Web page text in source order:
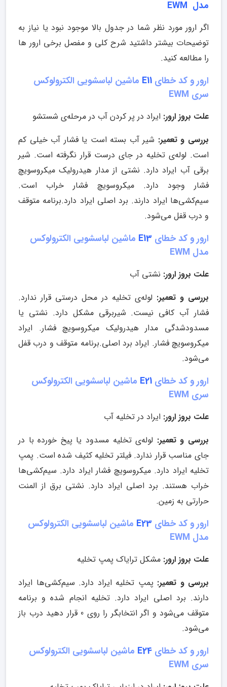
مدل EWM
اگر ارور مورد نظر شما در جدول بالا موجود نبود یا نیاز به
توضیحات بیشتر داشتید شرح کلی و مفصل برخی ارور ها
را مطالعه کنید.
ارور و کد خطای E11 ماشین لباسشویی الکترولوکس
سری EWM
علت بروز ارور: ایراد در پر کردن آب در مرحله‌ی شستشو
بررسی و تعمیر: شیر آب بسته است یا فشار آب خیلی کم
است. لوله‌ی تخلیه در جای درست قرار نگرفته است. شیر
برقی آب ایراد دارد. نشتی از مدار هیدرولیک میکروسویچ
فشار وجود دارد. میکروسویچ فشار خراب است.
سیم‌کشی‌ها ایراد دارند. برد اصلی ایراد دارد.برنامه متوقف
و درب قفل می‌شود.
ارور و کد خطای
ماشین لباسشویی الکترولوکس
مدل EWM
علت بروز ارور: نشتی آب
بررسی و تعمیر: لوله‌ی تخلیه در محل درستی قرار ندارد.
فشار آب کافی نیست. شیربرقی مشکل دارد. نشتی یا
مسدودشدگی مدار هیدرولیک میکروسویچ فشار. ایراد
میکروسویچ فشار. ایراد برد اصلی.برنامه متوقف و درب قفل
می‌شود.
ارور و کد خطای
ماشین لباسشویی الکترولوکس
سری EWM
علت بروز ارور: ایراد در تخلیه آب
بررسی و تعمیر: لوله‌ی تخلیه مسدود یا پیخ خورده با در
جای مناسب قرار ندارد. فیلتر تخلیه کثیف شده است. پمپ
تخلیه ایراد دارد. میکروسویچ فشار ایراد دارد. سیم‌کشی‌ها
خراب هستند. برد اصلی ایراد دارد. نشتی برق از المنت
حرارتی به زمین.
ارور و کد خطای
ماشین لباسشویی الکترولوکس
مدل EWM
علت بروز ارور: مشکل ترایاک پمپ تخلیه
بررسی و تعمیر: پمپ تخلیه ایراد دارد. سیم‌کشی‌ها ایراد
دارند. برد اصلی ایراد دارد. تخلیه انجام شده و برنامه
متوقف می‌شود و اگر انتخابگر را روی 0 قرار دهید درب باز
می‌شود.
ارور و کد خطای
ماشین لباسشویی الکترولوکس
سری EWM